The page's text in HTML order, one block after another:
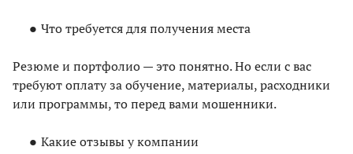
Что требуется для получения места
Резюме и портфолио — это понятно. Но если с вас
требуют оплату за обучение, материалы, расходники
или программы, то перед вами мошенники.
Какие отзывы у компании